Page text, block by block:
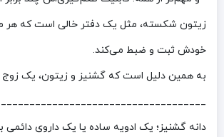
زیتون شکسته، مثل یک دفتر خالی است که هر
خودش ثبت و ضبط می‌کند.
به همین دلیل است که گشنیز و زیتون، یک زوج
دانه گشنیز؛ یک ادویه ساده یا یک داروی دائمی